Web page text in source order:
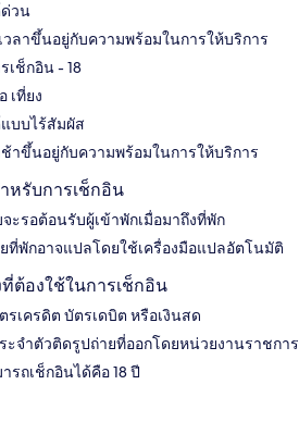
ด่วน
วลาขึ้นอยู่กับความพร้อมในการให้บริการ
เช็กอิน - 18
เที่ยง
บบไร้สัมผัส
ช้าขึ้นอยู่กับความพร้อมในการให้บริการ
หรับการเช็กอิน
ะรอต้อนรับผู้เข้าพักเมื่อมาถึงที่พัก
ที่พักอาจแปลโดยใช้เครื่องมือแปลอัตโนมัติ
ต้องใช้ในการเช็กอิน
รเครดิต บัตรเดบิต หรือเงินสด
ะจำตัวติดรูปถ่ายที่ออกโดยหน่วยงานราชการ
รถเช็กอินได้คือ 18 ปี